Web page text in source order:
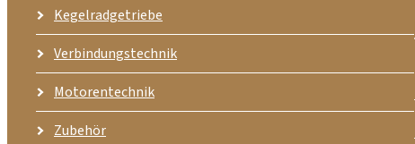
Kegelradgetriebe
Verbindungstechnik
Motorentechnik
Zubehör